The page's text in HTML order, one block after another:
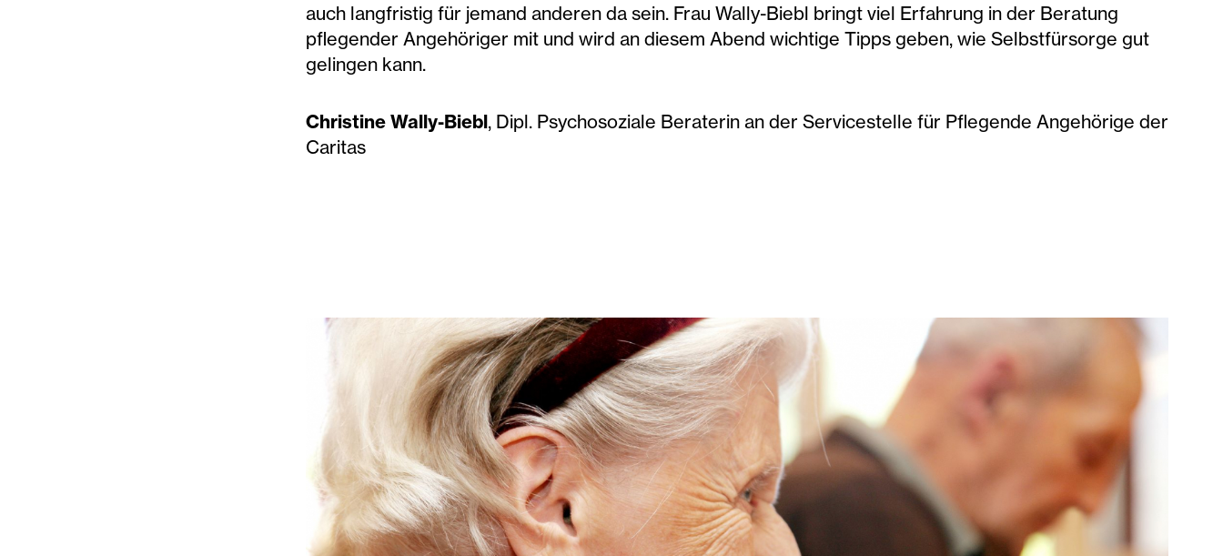
auch langfristig für jemand anderen da sein. Frau Wally-Biebl bringt viel Erfahrung in der Beratung
pflegender Angehöriger mit und wird an diesem Abend wichtige Tipps geben, wie Selbstfürsorge gut
gelingen kann.
Christine Wally-Biebl, Dipl. Psychosoziale Beraterin an der Servicestelle für Pflegende Angehörige der
Caritas